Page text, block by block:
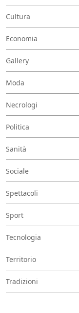
Cultura
Economia
Gallery
Moda
Necrologi
Politica
Sanità
Sociale
Spettacoli
Sport
Tecnologia
Territorio
Tradizioni